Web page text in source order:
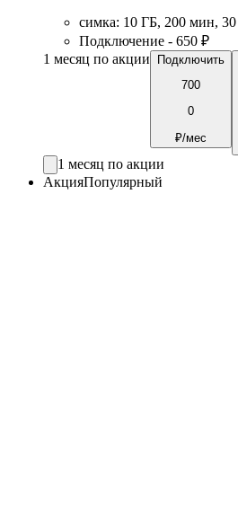
симка: 10 ГБ, 200 мин, 30
Подключение - 650 ₽
1 месяц по акции
Подключить
700
0
₽/мес
1 месяц по акции
АкцияПопулярный